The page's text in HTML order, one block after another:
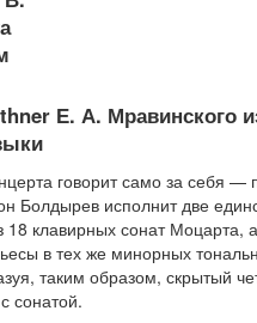
Е. А. Мравинского
говорит само за себя —
Болдырев исполнит две
клавирных сонат Моцарта,
в тех же минорных
таким образом, скрытый
сонатой.